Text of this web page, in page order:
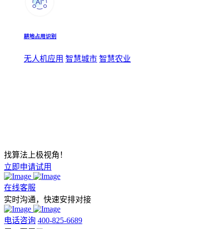
耕地占用识别
无人机应用 智慧城市 智慧农业
找算法上极视角！
立即申请试用
在线客服
实时沟通，快速安排对接
电话咨询 400-825-6689